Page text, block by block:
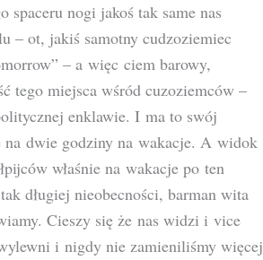
spaceru nogi jakoś tak same nas
– ot, jakiś samotny cudzoziemiec
– a więc ciem barowy,
tego miejsca wśród cuzoziemców –
enklawie. I ma to swój
na dwie godziny na wakacje. A widok
właśnie na wakacje po ten
długiej nieobecności, barman wita
Cieszy się że nas widzi i vice
i nigdy nie zamieniliśmy więcej